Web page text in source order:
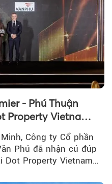
- Phú Thuận
Property Vietnam
Công ty Cổ phần
Phú đã nhận cú đúp
Dot Property Vietnam